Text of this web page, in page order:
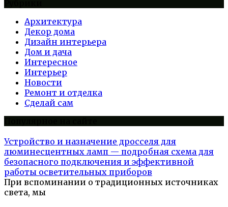
Архитектура
Декор дома
Дизайн интерьера
Дом и дача
Интересное
Интерьер
Новости
Ремонт и отделка
Сделай сам
Устройство и назначение дросселя для
люминесцентных ламп — подробная схема для
безопасного подключения и эффективной
работы осветительных приборов
При вспоминании о традиционных источниках
света, мы